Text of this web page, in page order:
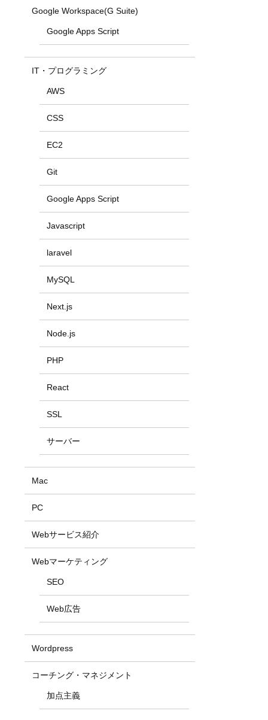
Google Workspace(G Suite)
Google Apps Script
IT・プログラミング
AWS
CSS
EC2
Git
Google Apps Script
Javascript
laravel
MySQL
Next.js
Node.js
PHP
React
SSL
サーバー
Mac
PC
Webサービス紹介
Webマーケティング
SEO
Web広告
Wordpress
コーチング・マネジメント
加点主義